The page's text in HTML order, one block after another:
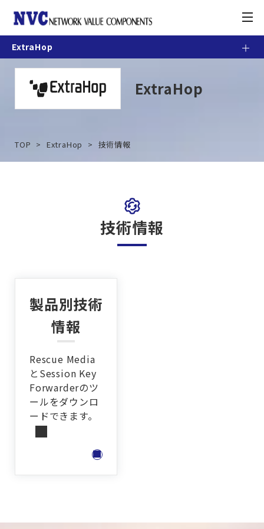
toggle
製品情報
お知らせ
ExtraHop
ExtraHop
TOP ExtraHop 技術情報
技術情報
製品別技術
情報
Rescue Media
とSession Key
Forwarderのツ
ールをダウンロ
ードできます。